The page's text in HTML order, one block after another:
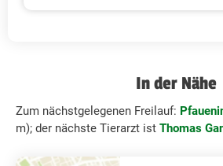
In der Nähe
Zum nächstgelegenen Freilauf:
m); der nächste Tierarzt ist Thomas